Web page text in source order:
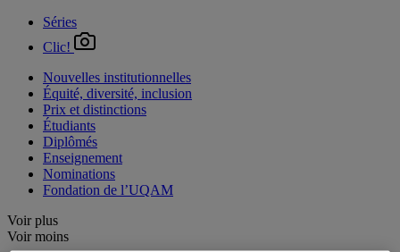
Séries
Clic!
Nouvelles institutionnelles
Équité, diversité, inclusion
Prix et distinctions
Étudiants
Diplômés
Enseignement
Nominations
Fondation de l’UQAM
Voir plus
Voir moins